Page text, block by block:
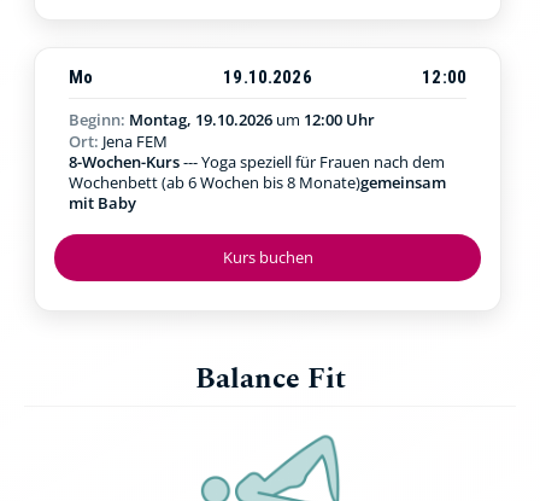
Kurs buchen
Mo 19.10.2026
12:00
Beginn: Montag, 19.10.2026 um 12:00 Uhr
Ort: Jena FEM
8-Wochen-Kurs--- Yoga speziell für Frauen nach dem
Wochenbett (ab 6 Wochen bis 8 Monate)gemeinsam
mit Baby
Balance Fit